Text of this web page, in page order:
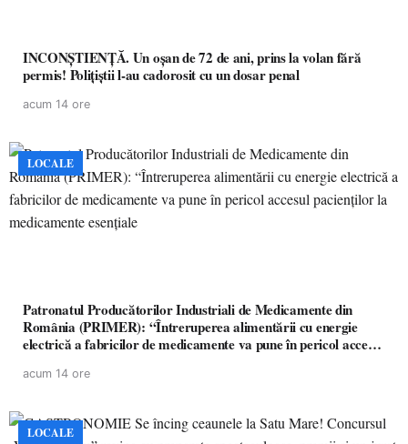
INCONȘTIENȚĂ. Un oșan de 72 de ani, prins la volan fără
permis! Polițiștii l-au cadorosit cu un dosar penal
acum 14 ore
LOCALE
Patronatul Producătorilor Industriali de Medicamente din
România (PRIMER): “Întreruperea alimentării cu energie
electrică a fabricilor de medicamente va pune în pericol accesul
acum 14 ore
LOCALE